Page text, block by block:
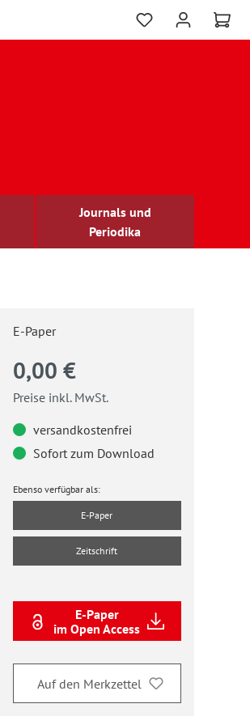
Journals und
Periodika
E-Paper
0,00 €
Preise inkl. MwSt.
versandkostenfrei
Sofort zum Download
Ebenso verfügbar als:
E-Paper
Zeitschrift
E-Paper
im Open Access
Auf den Merkzettel